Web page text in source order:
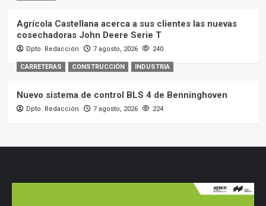
Agrícola Castellana acerca a sus clientes las nuevas
cosechadoras John Deere Serie T
Dpto. Redacción 7 agosto, 2026 240
CARRETERAS CONSTRUCCIÓN INDUSTRIA
Nuevo sistema de control BLS 4 de Benninghoven
Dpto. Redacción 7 agosto, 2026 224